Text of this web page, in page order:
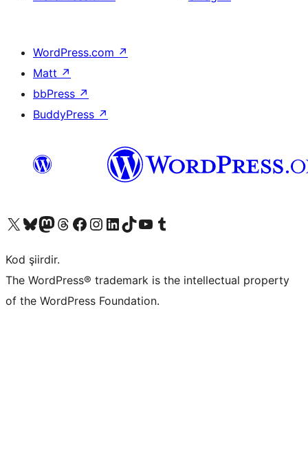
WordPress.com ↗
Matt ↗
bbPress ↗
BuddyPress ↗
X (eski Twitter) hesabımıza bakın
Bluesky hesabımızı ziyaret edinMastodon hesabımızı ziyaret edinThreads hesabımızı ziyaret edinFacebook sayfamızı ziyaret edinInstagram hesabımızı ziyaret edinLinkedIn hesabımızı ziyaret edinTikTok hesabımızı ziyaret edinYouTube kanalımızı ziyaret edinTumblr hesabımızı ziyaret edin
Kod şiirdir.
The WordPress® trademark is the intellectual property
of the WordPress Foundation.